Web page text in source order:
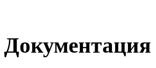
Документация